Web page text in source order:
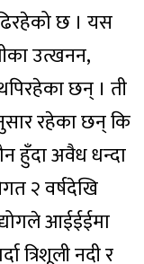
छ । यस
उत्खनन,
छन् । ती
रहेका छन् कि
हुँदा अवैध धन्दा
२ वर्षदेखि
आईईईमा
त्रिशूली नदी र